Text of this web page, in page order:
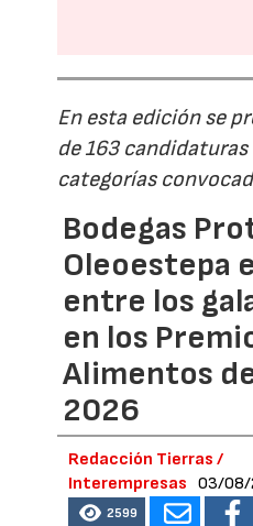
En esta edición se
de 163 candidaturas
categorías
Bodegas
Oleoestepa
entre los
en los
Alimentos
2026
Redacción Tierras /
Interempresas
03/08/
2599